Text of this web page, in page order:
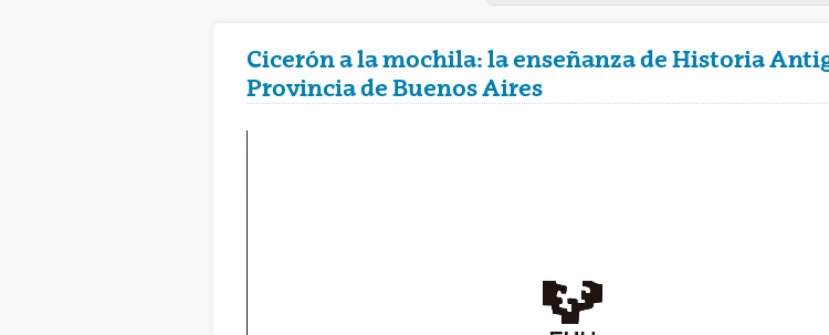
Cicerón a la mochila: la enseñanza de Historia
Provincia de Buenos Aires